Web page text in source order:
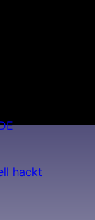
hackt